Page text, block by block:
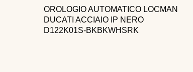
OROLOGIO AUTOMATICO LOCMAN
DUCATI ACCIAIO IP NERO
D122K01S-BKBKWHSRK